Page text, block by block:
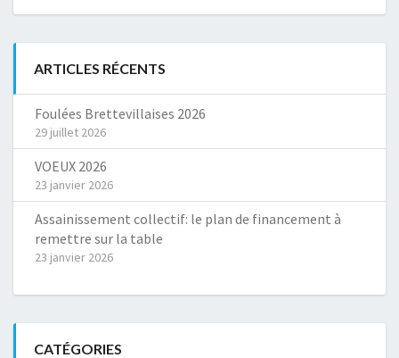
ARTICLES RÉCENTS
Foulées Brettevillaises 2026
29 juillet 2026
VOEUX 2026
23 janvier 2026
Assainissement collectif: le plan de financement à
remettre sur la table
23 janvier 2026
CATÉGORIES